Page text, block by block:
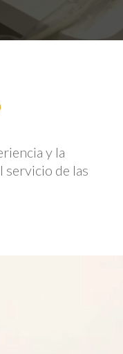
y la
servicio de las